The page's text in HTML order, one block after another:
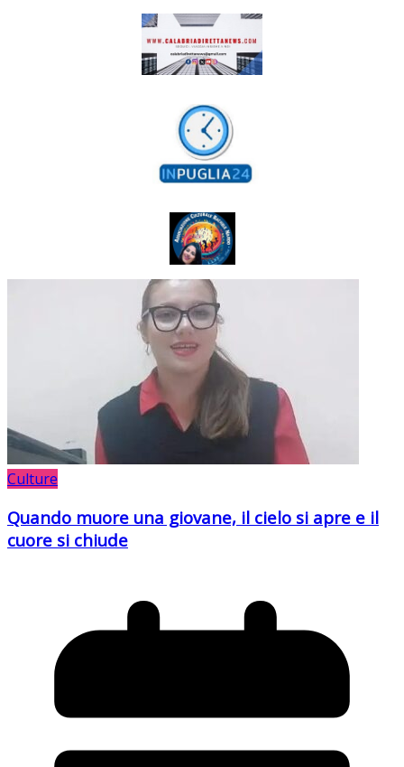
Culture
Quando muore una giovane, il cielo si apre e il
cuore si chiude